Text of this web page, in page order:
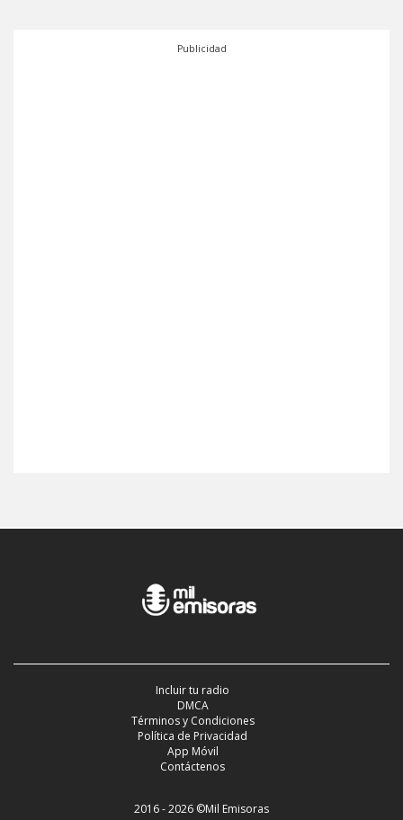
Publicidad
Incluir tu radio
DMCA
Términos y Condiciones
Política de Privacidad
App Móvil
Contáctenos
2016 - 2026 ©Mil Emisoras